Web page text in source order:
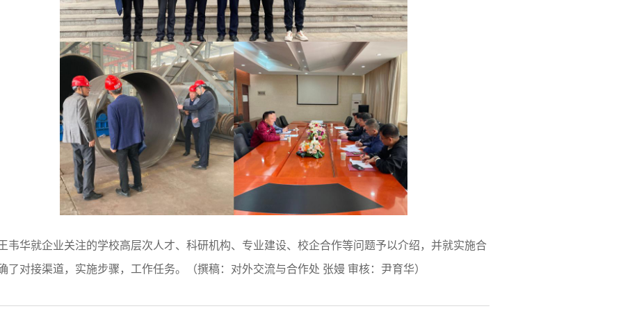
韦华就企业关注的学校高层次人才、科研机构、专业建设、校企合作等问题予以介绍，并就实施合
了对接渠道，实施步骤，工作任务。（撰稿：对外交流与合作处 张嫚 审核：尹育华）